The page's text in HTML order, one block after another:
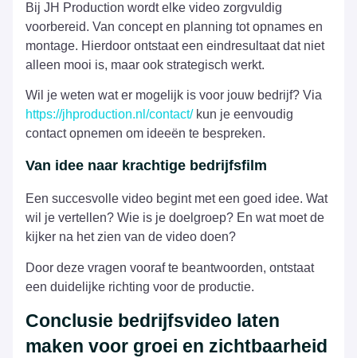
Bij JH Production wordt elke video zorgvuldig
voorbereid. Van concept en planning tot opnames en
montage. Hierdoor ontstaat een eindresultaat dat niet
alleen mooi is, maar ook strategisch werkt.
Wil je weten wat er mogelijk is voor jouw bedrijf? Via
https://jhproduction.nl/contact/kun je eenvoudig
contact opnemen om ideeën te bespreken.
Van idee naar krachtige bedrijfsfilm
Een succesvolle video begint met een goed idee. Wat
wil je vertellen? Wie is je doelgroep? En wat moet de
kijker na het zien van de video doen?
Door deze vragen vooraf te beantwoorden, ontstaat
een duidelijke richting voor de productie.
Conclusie bedrijfsvideo laten
maken voor groei en zichtbaarheid